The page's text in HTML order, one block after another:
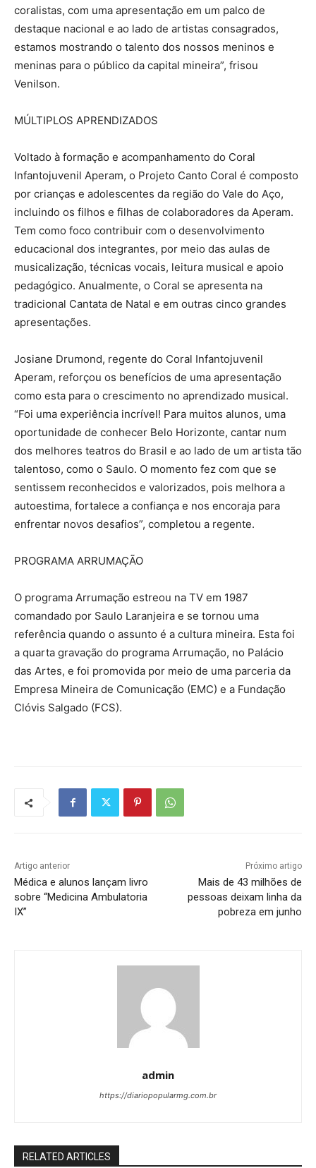
coralistas, com uma apresentação em um palco de
destaque nacional e ao lado de artistas consagrados,
estamos mostrando o talento dos nossos meninos e
meninas para o público da capital mineira”, frisou
Venilson.
MÚLTIPLOS APRENDIZADOS
Voltado à formação e acompanhamento do Coral
Infantojuvenil Aperam, o Projeto Canto Coral é composto
por crianças e adolescentes da região do Vale do Aço,
incluindo os filhos e filhas de colaboradores da Aperam.
Tem como foco contribuir com o desenvolvimento
educacional dos integrantes, por meio das aulas de
musicalização, técnicas vocais, leitura musical e apoio
pedagógico. Anualmente, o Coral se apresenta na
tradicional Cantata de Natal e em outras cinco grandes
apresentações.
Josiane Drumond, regente do Coral Infantojuvenil
Aperam, reforçou os benefícios de uma apresentação
como esta para o crescimento no aprendizado musical.
“Foi uma experiência incrível! Para muitos alunos, uma
oportunidade de conhecer Belo Horizonte, cantar num
dos melhores teatros do Brasil e ao lado de um artista tão
talentoso, como o Saulo. O momento fez com que se
sentissem reconhecidos e valorizados, pois melhora a
autoestima, fortalece a confiança e nos encoraja para
enfrentar novos desafios”, completou a regente.
PROGRAMA ARRUMAÇÃO
O programa Arrumação estreou na TV em 1987
comandado por Saulo Laranjeira e se tornou uma
referência quando o assunto é a cultura mineira. Esta foi
a quarta gravação do programa Arrumação, no Palácio
das Artes, e foi promovida por meio de uma parceria da
Empresa Mineira de Comunicação (EMC) e a Fundação
Clóvis Salgado (FCS).
Artigo anterior
Médica e alunos lançam livro
sobre “Medicina Ambulatoria
IX”
Próximo artigo
Mais de 43 milhões de
pessoas deixam linha da
pobreza em junho
admin
https://diariopopularmg.com.br
RELATED ARTICLES